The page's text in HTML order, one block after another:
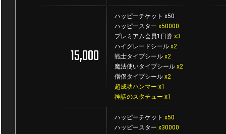
15,000
ハッピーチケット x50
ハッピースター x50000
プレミアム会員1日券 x3
ハイグレードシール x2
戦士タイプシール x2
魔法使いタイプシール x2
僧侶タイプシール x2
超成功ハンマー x1
神話のスタチュー x1
ハッピーチケット x50
ハッピースター x30000